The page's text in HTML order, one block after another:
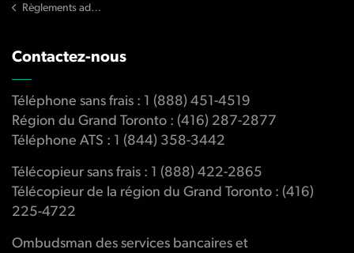
Règlements administratifs
Contactez-nous
Téléphone sans frais : 1 (888) 451-4519
Région du Grand Toronto : (416) 287-2877
Téléphone ATS : 1 (844) 358-3442
Télécopieur sans frais : 1 (888) 422-2865
Télécopieur de la région du Grand Toronto : (416)
225-4722
Ombudsman des services bancaires et